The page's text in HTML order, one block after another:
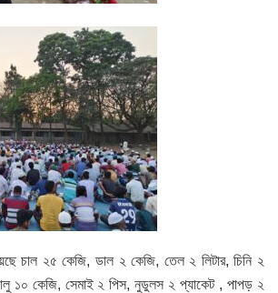
চাল ২৫ কেজি, ডাল ২ কেজি, তেল ২ লিটার, চিনি ২
১০ কেজি, সেমাই ২ পিস, নুডুলস ২ প্যাকেট , পাপড় ২